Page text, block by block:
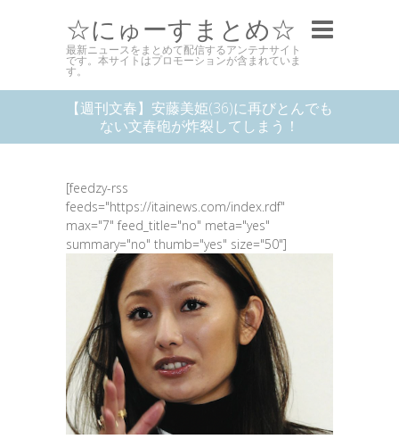
☆にゅーすまとめ☆
最新ニュースをまとめて配信するアンテナサイト
です。本サイトはプロモーションが含まれていま
す。
【週刊文春】安藤美姫(36)に再びとんでも
ない文春砲が炸裂してしまう！
[feedzy-rss
feeds="https://itainews.com/index.rdf"
max="7" feed_title="no" meta="yes"
summary="no" thumb="yes" size="50"]